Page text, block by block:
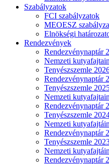
Szabályzatok
FCI szabályzatok
MEOESZ
Elnökségi
Rendezvények
Rendezvénynaptár
Nemzeti
Tenyészszemle
Rendezvénynaptár
Tenyészszemle
Nemzeti
Rendezvénynaptár
Tenyészszemle
Nemzeti
Rendezvénynaptár
Tenyészszemle
Nemzeti
Rendezvénynaptár